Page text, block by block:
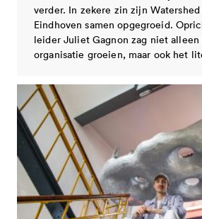
verder. In zekere zin zijn
Eindhoven samen opgegroeid.
leider Juliet Gagnon zag niet alleen
organisatie groeien, maar ook het